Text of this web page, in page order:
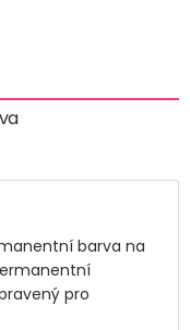
pro